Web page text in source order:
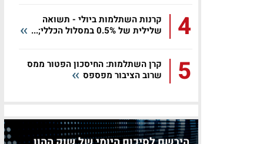
4
קרנות השתלמות ביולי - תשואה
שלילית של 0.5% במסלול הכללי;...
5
קרן השתלמות: החיסכון הפטור ממס
שרוב הציבור מפספס